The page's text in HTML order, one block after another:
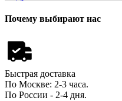
Почему выбирают нас
Быстрая доставка
По Москве: 2-3 часа.
По России - 2-4 дня.